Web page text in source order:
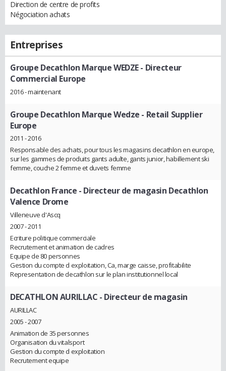
Direction de centre de profits
Négociation achats
Entreprises
Groupe Decathlon Marque WEDZE- Directeur
Commercial Europe
2016 - maintenant
Groupe Decathlon Marque Wedze - Retail Supplier
Europe
2011 - 2016
Responsable des achats, pour tous les magasins decathlon en europe,
sur les gammes de produits gants adulte, gants junior, habillement ski
femme, couche 2 femme et duvets femme
Decathlon France - Directeur de magasin Decathlon
Valence Drome
Villeneuve d'Ascq
2007 - 2011
Ecriture politique commerciale
Recrutement et animation de cadres
Equipe de 80 personnes
Gestion du compte d exploitation, Ca, marge caisse, profitabilite
Representation de decathlon sur le plan institutionnel local
DECATHLON AURILLAC - Directeur de magasin
AURILLAC
2005 - 2007
Animation de 35 personnes
Organisation du vitalsport
Gestion du compte d exploitation
Recrutement equipe